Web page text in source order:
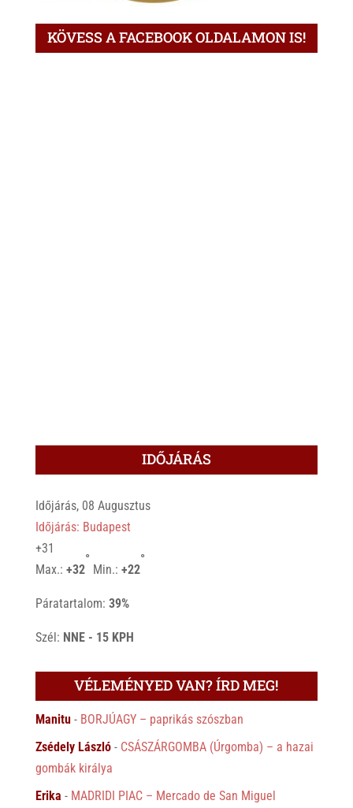
KÖVESS A FACEBOOK OLDALAMON IS!
IDŐJÁRÁS
Időjárás, 08 Augusztus
Időjárás: Budapest
+31
Max.: +32
°
Min.: +22
°
Páratartalom: 39%
Szél: NNE - 15 KPH
VÉLEMÉNYED VAN? ÍRD MEG!
Manitu- BORJÚAGY – paprikás szószban
Zsédely László- CSÁSZÁRGOMBA (Úrgomba) – a hazai
gombák királya
Erika - MADRIDI PIAC – Mercado de San Miguel